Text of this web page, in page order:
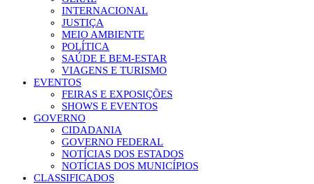
INTERNACIONAL
JUSTIÇA
MEIO AMBIENTE
POLÍTICA
SAÚDE E BEM-ESTAR
VIAGENS E TURISMO
EVENTOS
FEIRAS E EXPOSIÇÕES
SHOWS E EVENTOS
GOVERNO
CIDADANIA
GOVERNO FEDERAL
NOTÍCIAS DOS ESTADOS
NOTÍCIAS DOS MUNICÍPIOS
CLASSIFICADOS